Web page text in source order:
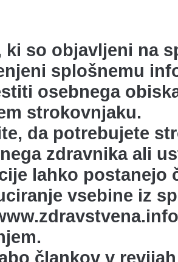
ki so objavljeni na
splošnemu
osebnega
strokovnjaku.
da potrebujete
zdravnika ali
lahko postanejo
vsebine iz
člankov v